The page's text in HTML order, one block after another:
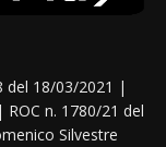
del 18/03/2021 |
n. 1780/21 del
Silvestre